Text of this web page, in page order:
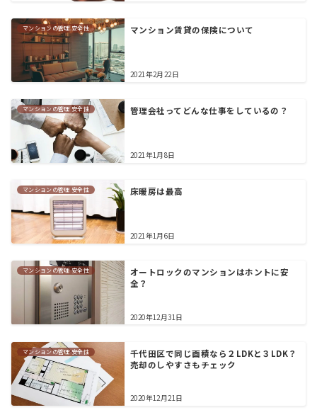
マンションの管理 安全性 マンション賃貸の保険について
2021年2月22日
マンションの管理 安全性 管理会社ってどんな仕事をしているの？
2021年1月8日
マンションの管理 安全性 床暖房は最高
2021年1月6日
マンションの管理 安全性
オートロックのマンションはホントに安
全？
2020年12月31日
マンションの管理 安全性
千代田区で同じ面積なら２LDKと３LDK？
売却のしやすさもチェック
2020年12月21日